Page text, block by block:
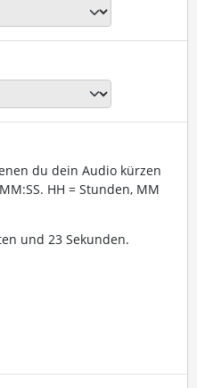
du dein Audio kürzen
HH = Stunden, MM
und 23 Sekunden.